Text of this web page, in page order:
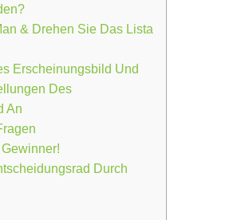
& Drehen Sie Das Lista
Erscheinungsbild Und
Des
An
Durch